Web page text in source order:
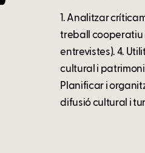
1. Analitzar
treball cooperatiu
entrevistes). 4.
cultural i
Planificar i
difusió cultural i